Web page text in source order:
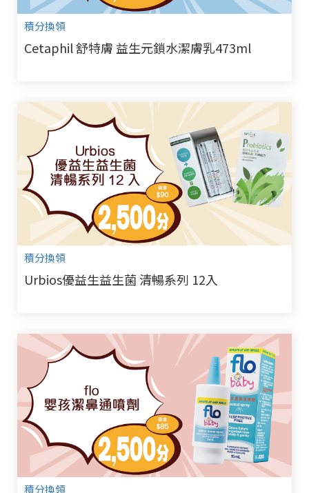
積分換領
Cetaphil 舒特膚 益生元鎖水潔膚乳473ml
積分換領
Urbios優益生益生菌 清暢系列 12入
積分換領